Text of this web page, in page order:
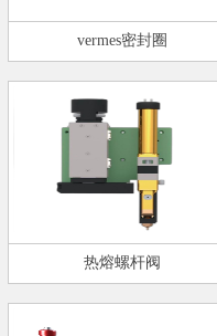
vermes密封圈
热熔螺杆阀